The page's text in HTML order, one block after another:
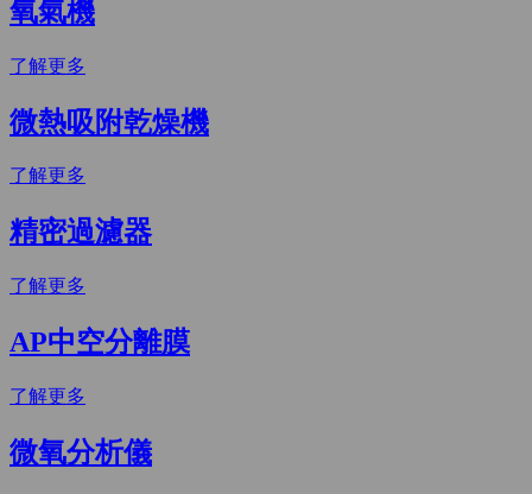
氧氣機
了解更多
微熱吸附乾燥機
了解更多
精密過濾器
了解更多
AP中空分離膜
了解更多
微氧分析儀